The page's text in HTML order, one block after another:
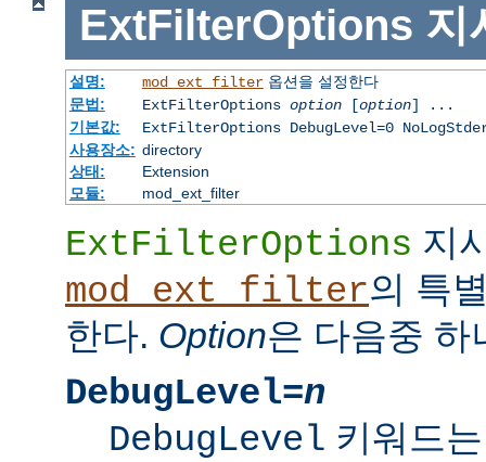
ExtFilterOptions 지
설명: mod_ext_filter옵션을 설정한다
문법:
ExtFilterOptions option[option] ...
기본값:
ExtFilterOptions DebugLevel=0
사용장소: directory
상태:
Extension
모듈:
mod_ext_filter
ExtFilterOptions 지
mod_ext_filter의 특
한다. Option은 다음중 하
DebugLevel=n
DebugLevel 키워드